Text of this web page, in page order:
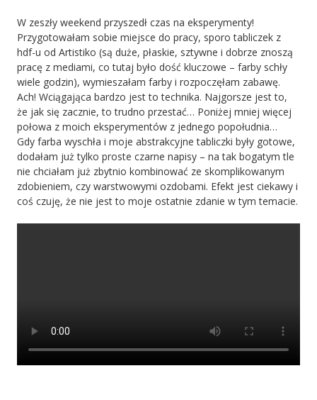
W zeszły weekend przyszedł czas na eksperymenty!
Przygotowałam sobie miejsce do pracy, sporo tabliczek z
hdf-u od Artistiko (są duże, płaskie, sztywne i dobrze znoszą
pracę z mediami, co tutaj było dość kluczowe – farby schły
wiele godzin), wymieszałam farby i rozpoczęłam zabawę.
Ach! Wciągająca bardzo jest to technika. Najgorsze jest to,
że jak się zacznie, to trudno przestać… Poniżej mniej więcej
połowa z moich eksperymentów z jednego popołudnia…
Gdy farba wyschła i moje abstrakcyjne tabliczki były gotowe,
dodałam już tylko proste czarne napisy – na tak bogatym tle
nie chciałam już zbytnio kombinować ze skomplikowanym
zdobieniem, czy warstwowymi ozdobami. Efekt jest ciekawy i
coś czuję, że nie jest to moje ostatnie zdanie w tym temacie.